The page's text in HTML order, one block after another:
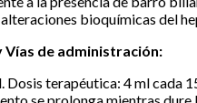
alteraciones bioquímicas del
Vías de administración:
Dosis terapéutica: 4 ml cada